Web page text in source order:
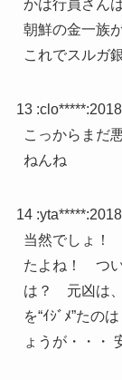
かは行員さん
朝鮮の金一族
これでスルガ
13 :clo*****:
こっからまだ
ねんね
14 :yta*****:
当然でしょ！
たよね！ つ
は？ 元凶は、
を“ｲｼﾞﾒ”た
ょうが・・・